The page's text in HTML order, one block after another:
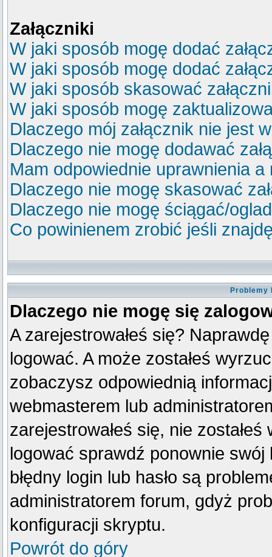
Załączniki
W jaki sposób mogę dodać
W jaki sposób mogę dodać
W jaki sposób skasować
W jaki sposób mogę
Dlaczego mój załącznik nie jest
Dlaczego nie mogę dodawać
Mam odpowiednie uprawnienia
Dlaczego nie mogę skasować
Dlaczego nie mogę ściągać/
Co powinienem zrobić jeśli
Problemy
Dlaczego nie mogę się
A zarejestrowałeś się?
logować. A może zostałeś
zobaczysz odpowiednią
webmasterem lub
zarejestrowałeś się, nie
logować sprawdź ponownie swój
błędny login lub hasło są
administratorem forum, gdyż
konfiguracji skryptu.
Powrót do góry